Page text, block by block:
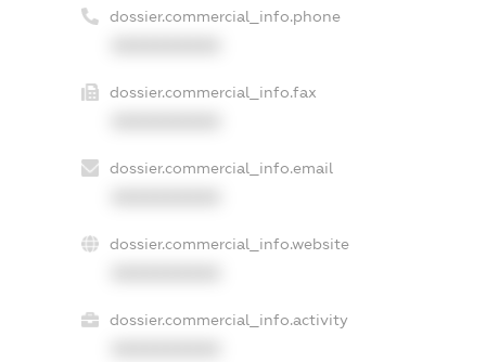
dossier.commercial_info.phone
dossier.commercial_info.fax
dossier.commercial_info.email
dossier.commercial_info.website
dossier.commercial_info.activity